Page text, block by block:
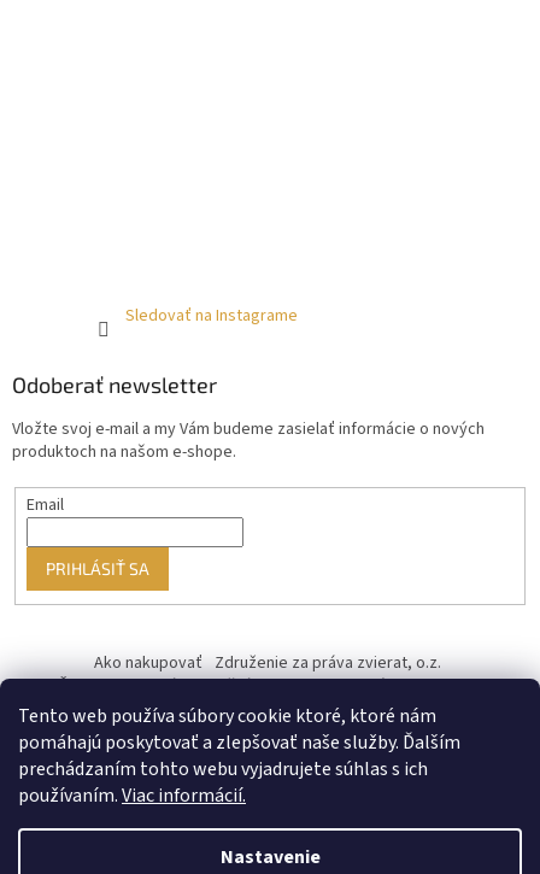
Tento web používa súbory cookie ktoré, ktoré nám
pomáhajú poskytovať a zlepšovať naše služby. Ďalším
prechádzaním tohto webu vyjadrujete súhlas s ich
používaním.Viac informácií.
Nastavenie
Sledovať na Instagrame
Odoberať newsletter
Vložte svoj e-mail a my Vám budeme zasielať informácie o nových
produktoch na našom e-shope.
Email
PRIHLÁSIŤ SA
Ako nakupovať Združenie za práva zvierat, o.z.
Československý kastračný program Informácie o cookies
od ♥ vybudoval Filip Minár
Vytvoril Shoptet Premium